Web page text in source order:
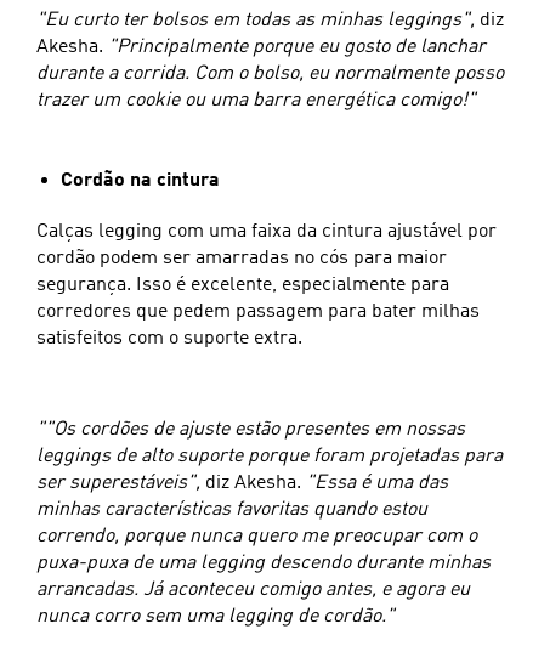
"Eu curto ter bolsos em todas as minhas leggings", diz
Akesha. "Principalmente porque eu gosto de lanchar
durante a corrida. Com o bolso, eu normalmente posso
trazer um cookie ou uma barra energética comigo!"
Cordão na cintura
Calças legging com uma faixa da cintura ajustável por
cordão podem ser amarradas no cós para maior
segurança. Isso é excelente, especialmente para
corredores que pedem passagem para bater milhas
satisfeitos com o suporte extra.
""Os cordões de ajuste estão presentes em nossas
leggings de alto suporte porque foram projetadas para
ser superestáveis", diz Akesha. "Essa é uma das
minhas características favoritas quando estou
correndo, porque nunca quero me preocupar com o
puxa-puxa de uma legging descendo durante minhas
arrancadas. Já aconteceu comigo antes, e agora eu
nunca corro sem uma legging de cordão."